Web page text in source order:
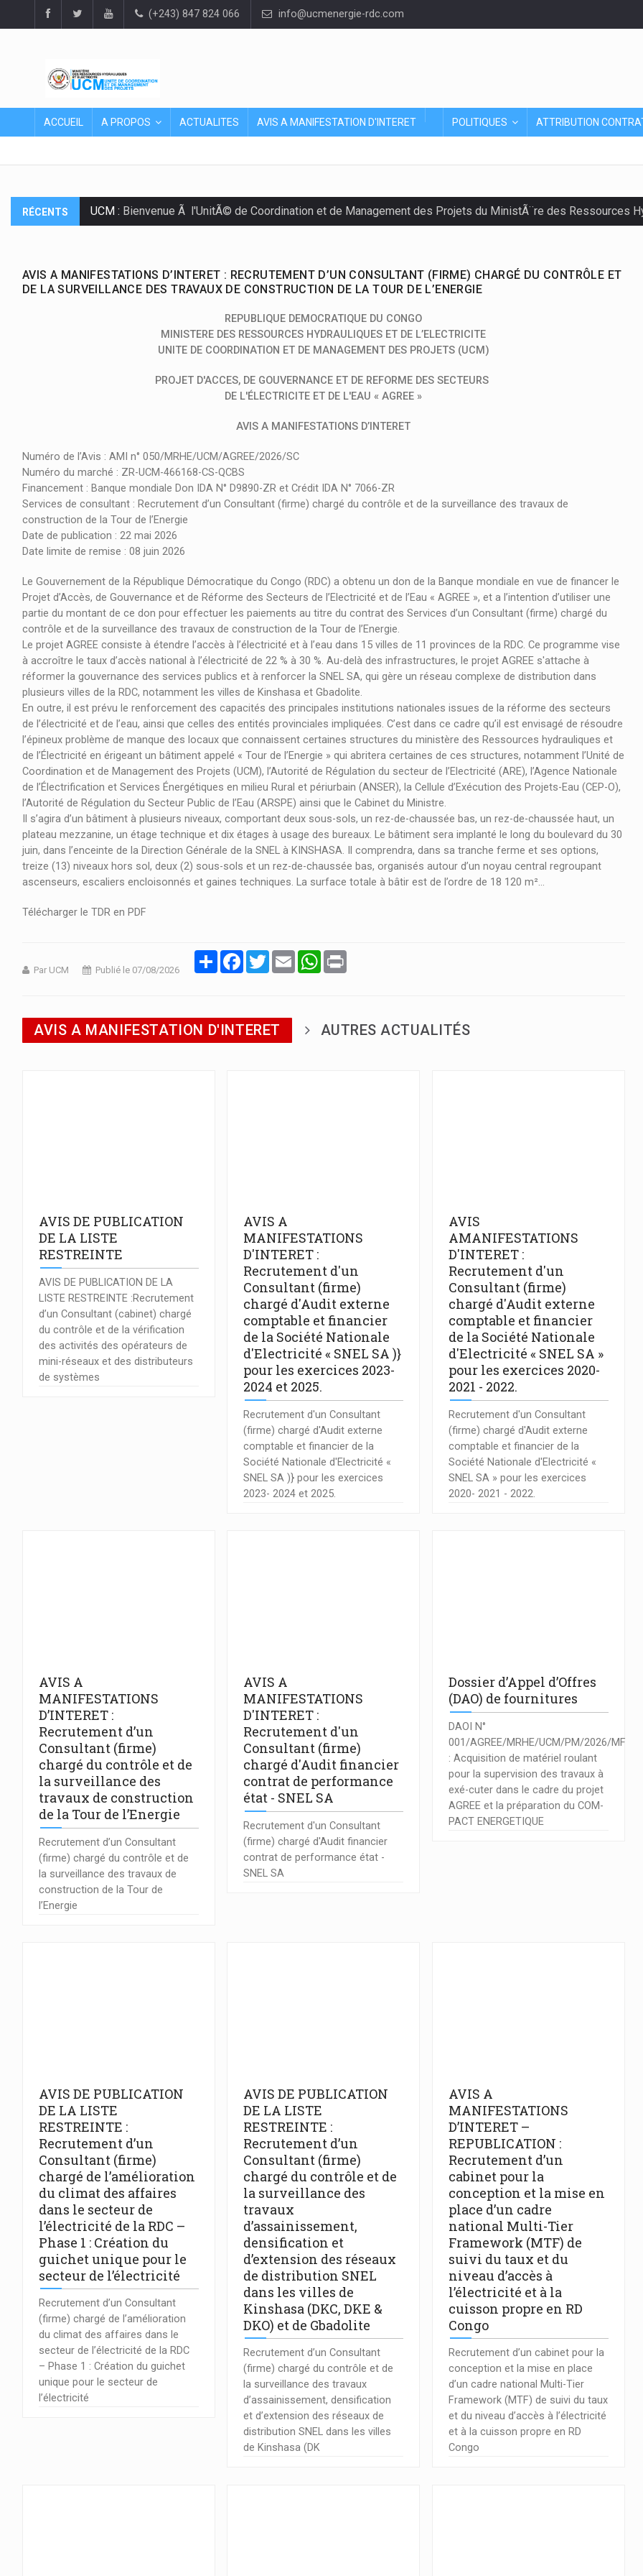
(+243) 847 824 066 info@ucmenergie-rdc.com
ACCUEIL A PROPOS ACTUALITES AVIS A MANIFESTATION D'INTERET POLITIQUES ATTRIBUTION
RÉCENTS
UCM :Bienvenue Ã l'UnitÃ© de Coordination et de Management des Projets du MinistÃ¨re des Ressources
AVIS A MANIFESTATIONS D’INTERET : RECRUTEMENT D’UN CONSULTANT (FIRME) CHARGÉ DU CONTRÔLE ET
DE LA SURVEILLANCE DES TRAVAUX DE CONSTRUCTION DE LA TOUR DE L’ENERGIE
REPUBLIQUE DEMOCRATIQUE DU CONGO
MINISTERE DES RESSOURCES HYDRAULIQUES ET DE L’ELECTRICITE
UNITE DE COORDINATION ET DE MANAGEMENT DES PROJETS (UCM)
PROJET D'ACCES, DE GOUVERNANCE ET DE REFORME DES SECTEURS
DE L'ÉLECTRICITE ET DE L'EAU « AGREE »
AVIS A MANIFESTATIONS D’INTERET
Numéro de l’Avis : AMI n° 050/MRHE/UCM/AGREE/2026/SC
Numéro du marché : ZR-UCM-466168-CS-QCBS
Financement : Banque mondiale Don IDA N° D9890-ZR et Crédit IDA N° 7066-ZR
Services de consultant : Recrutement d’un Consultant (firme) chargé du contrôle et de la surveillance des travaux de
construction de la Tour de l’Energie
Date de publication : 22 mai 2026
Date limite de remise : 08 juin 2026
Le Gouvernement de la République Démocratique du Congo (RDC) a obtenu un don de la Banque mondiale en vue de financer le
Projet d’Accès, de Gouvernance et de Réforme des Secteurs de l’Electricité et de l’Eau « AGREE », et a l’intention d’utiliser une
partie du montant de ce don pour effectuer les paiements au titre du contrat des Services d’un Consultant (firme) chargé du
contrôle et de la surveillance des travaux de construction de la Tour de l’Energie.
Le projet AGREE consiste à étendre l’accès à l’électricité et à l’eau dans 15 villes de 11 provinces de la RDC. Ce programme vise
à accroître le taux d’accès national à l’électricité de 22 % à 30 %. Au-delà des infrastructures, le projet AGREE s'attache à
réformer la gouvernance des services publics et à renforcer la SNEL SA, qui gère un réseau complexe de distribution dans
plusieurs villes de la RDC, notamment les villes de Kinshasa et Gbadolite.
En outre, il est prévu le renforcement des capacités des principales institutions nationales issues de la réforme des secteurs
de l’électricité et de l’eau, ainsi que celles des entités provinciales impliquées. C’est dans ce cadre qu’il est envisagé de résoudre
l’épineux problème de manque des locaux que connaissent certaines structures du ministère des Ressources hydrauliques et
de l’Électricité en érigeant un bâtiment appelé « Tour de l’Energie » qui abritera certaines de ces structures, notamment l’Unité de
Coordination et de Management des Projets (UCM), l’Autorité de Régulation du secteur de l’Electricité (ARE), l’Agence Nationale
de l’Électrification et Services Énergétiques en milieu Rural et périurbain (ANSER), la Cellule d’Exécution des Projets-Eau (CEP-O),
l’Autorité de Régulation du Secteur Public de l’Eau (ARSPE) ainsi que le Cabinet du Ministre.
Il s’agira d’un bâtiment à plusieurs niveaux, comportant deux sous-sols, un rez-de-chaussée bas, un rez-de-chaussée haut, un
plateau mezzanine, un étage technique et dix étages à usage des bureaux. Le bâtiment sera implanté le long du boulevard du 30
juin, dans l’enceinte de la Direction Générale de la SNEL à KINSHASA. Il comprendra, dans sa tranche ferme et ses options,
treize (13) niveaux hors sol, deux (2) sous-sols et un rez-de-chaussée bas, organisés autour d’un noyau central regroupant
ascenseurs, escaliers encloisonnés et gaines techniques. La surface totale à bâtir est de l’ordre de 18 120 m²...
Télécharger le TDR en PDF
Par UCM Publié le 07/08/2026
PartagerFacebook
Twitter Email WhatsApp
AVIS A MANIFESTATION D'INTERET AUTRES ACTUALITÉS
AVIS DE PUBLICATION
DE LA LISTE
RESTREINTE
AVIS DE PUBLICATION DE LA
LISTE RESTREINTE :Recrutement
d’un Consultant (cabinet) chargé
du contrôle et de la vérification
des activités des opérateurs de
mini-réseaux et des distributeurs
de systèmes
AVIS A
MANIFESTATIONS
D'INTERET :
Recrutement d'un
Consultant (firme)
chargé d'Audit externe
comptable et financier
de la Société Nationale
d'Electricité « SNEL SA )}
pour les exercices 2023-
2024 et 2025.
Recrutement d'un Consultant
(firme) chargé d'Audit externe
comptable et financier de la
Société Nationale d'Electricité «
SNEL SA )} pour les exercices
2023- 2024 et 2025.
AVIS
AMANIFESTATIONS
D'INTERET :
Recrutement d'un
Consultant (firme)
chargé d'Audit externe
comptable et financier
de la Société Nationale
d'Electricité « SNEL SA »
pour les exercices 2020-
2021 - 2022.
Recrutement d'un Consultant
(firme) chargé d'Audit externe
comptable et financier de la
Société Nationale d'Electricité «
SNEL SA » pour les exercices
2020- 2021 - 2022.
AVIS A
MANIFESTATIONS
D’INTERET :
Recrutement d’un
Consultant (firme)
chargé du contrôle et de
la surveillance des
travaux de construction
de la Tour de l’Energie
Recrutement d’un Consultant
(firme) chargé du contrôle et de
la surveillance des travaux de
construction de la Tour de
l’Energie
AVIS A
MANIFESTATIONS
D'INTERET :
Recrutement d'un
Consultant (firme)
chargé d'Audit financier
contrat de performance
état - SNEL SA
Recrutement d'un Consultant
(firme) chargé d'Audit financier
contrat de performance état -
SNEL SA
Dossier d’Appel d’Offres
(DAO) de fournitures
DAOI N°
001/AGREE/MRHE/UCM/PM/2026/MF
: Acquisition de matériel roulant
pour la supervision des travaux à
exé-cuter dans le cadre du projet
AGREE et la préparation du COM-
PACT ENERGETIQUE
AVIS DE PUBLICATION
DE LA LISTE
RESTREINTE :
Recrutement d’un
Consultant (firme)
chargé de l’amélioration
du climat des affaires
dans le secteur de
l’électricité de la RDC –
Phase 1 : Création du
guichet unique pour le
secteur de l’électricité
Recrutement d’un Consultant
(firme) chargé de l’amélioration
du climat des affaires dans le
secteur de l’électricité de la RDC
– Phase 1 : Création du guichet
unique pour le secteur de
l’électricité
AVIS DE PUBLICATION
DE LA LISTE
RESTREINTE :
Recrutement d’un
Consultant (firme)
chargé du contrôle et de
la surveillance des
travaux
d’assainissement,
densification et
d’extension des réseaux
de distribution SNEL
dans les villes de
Kinshasa (DKC, DKE &
DKO) et de Gbadolite
Recrutement d’un Consultant
(firme) chargé du contrôle et de
la surveillance des travaux
d’assainissement, densification
et d’extension des réseaux de
distribution SNEL dans les villes
de Kinshasa (DK
AVIS A
MANIFESTATIONS
D’INTERET –
REPUBLICATION :
Recrutement d’un
cabinet pour la
conception et la mise en
place d’un cadre
national Multi-Tier
Framework (MTF) de
suivi du taux et du
niveau d’accès à
l’électricité et à la
cuisson propre en RD
Congo
Recrutement d’un cabinet pour la
conception et la mise en place
d’un cadre national Multi-Tier
Framework (MTF) de suivi du taux
et du niveau d’accès à l’électricité
et à la cuisson propre en RD
Congo